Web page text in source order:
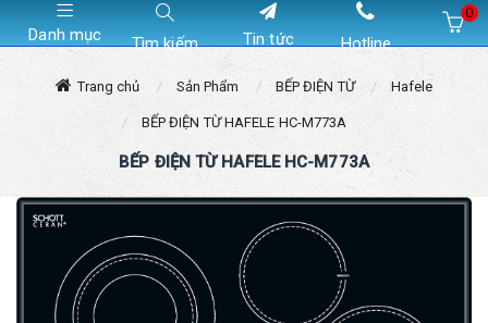
Danh mục Tìm kiếm Tin tức Hotline
0
Trang chủ Sản Phẩm BẾP ĐIỆN TỪ Hafele
BẾP ĐIỆN TỪ HAFELE HC-M773A
BẾP ĐIỆN TỪ HAFELE HC-M773A